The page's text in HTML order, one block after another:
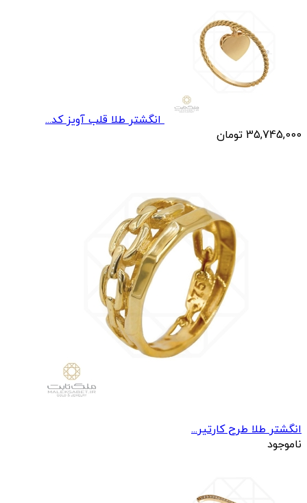
انگشتر طلا قلب آویز کد...
35,745,000 تومان
انگشتر طلا طرح کارتیر...
ناموجود